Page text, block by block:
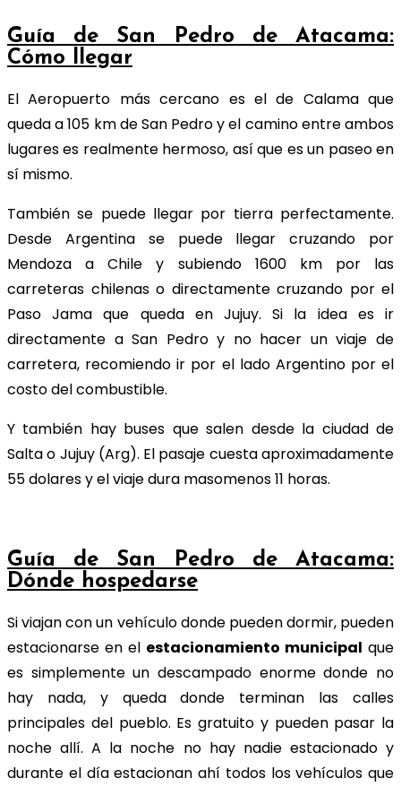
Guía de San Pedro de Atacama:
Cómo llegar
El Aeropuerto más cercano es el de Calama que
queda a 105 km de San Pedro y el camino entre ambos
lugares es realmente hermoso, así que es un paseo en
sí mismo.
También se puede llegar por tierra perfectamente.
Desde Argentina se puede llegar cruzando por
Mendoza a Chile y subiendo 1600 km por las
carreteras chilenas o directamente cruzando por el
Paso Jama que queda en Jujuy. Si la idea es ir
directamente a San Pedro y no hacer un viaje de
carretera, recomiendo ir por el lado Argentino por el
costo del combustible.
Y también hay buses que salen desde la ciudad de
Salta o Jujuy (Arg). El pasaje cuesta aproximadamente
55 dolares y el viaje dura masomenos 11 horas.
Guía de San Pedro de Atacama:
Dónde hospedarse
Si viajan con un vehículo donde pueden dormir, pueden
estacionarse en el estacionamiento municipal que
es simplemente un descampado enorme donde no
hay nada, y queda donde terminan las calles
principales del pueblo. Es gratuito y pueden pasar la
noche allí. A la noche no hay nadie estacionado y
durante el día estacionan ahí todos los vehículos que